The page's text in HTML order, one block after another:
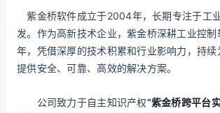
紫金桥软件成立于2004年，长期专注于工
发。作为高新技术企业，紫金桥深耕工业控
年，凭借深厚的技术积累和行业影响力，持
提供安全、可靠、高效的解决方案。
公司致力于自主知识产权“紫金桥跨平台